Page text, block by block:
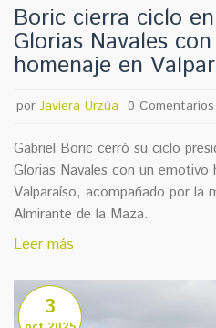
Boric cierra ciclo
Glorias Navales
homenaje en
por Javiera Urzúa 0 Comentarios
Gabriel Boric cerró su ciclo
Glorias Navales con un
Valparaíso, acompañado por la
Almirante de la Maza.
Leer más
3